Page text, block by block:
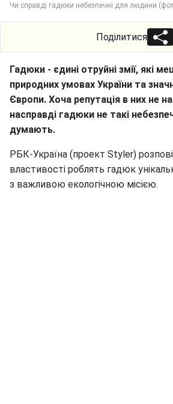
Чи справді гадюки небезпечні для людини
Поділитися
Гадюки - єдині отруйні змії, які
природних умовах України та
Європи. Хоча репутація в них не
насправді гадюки не такі
думають.
РБК-Україна (проект Styler)
властивості роблять гадюк
з важливою екологічною місією.